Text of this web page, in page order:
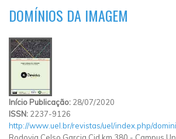
DOMÍNIOS DA IMAGEM
Início Publicação: 28/07/2020
ISSN: 2237-9126
http://www.uel.br/revistas/uel/index.php/